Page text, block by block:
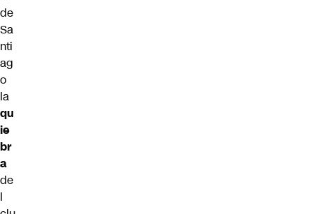
de
Sa
nti
ag
o
la
qu
ie
br
a
de
l